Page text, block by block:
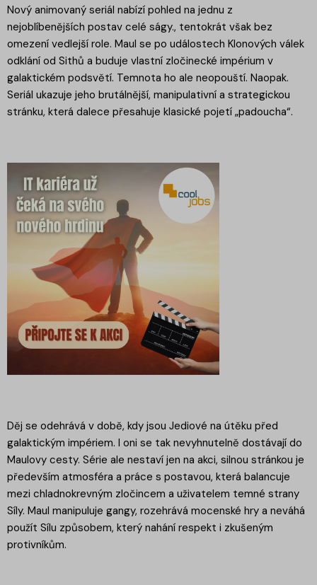
Nový animovaný seriál nabízí pohled na jednu z
nejoblíbenějších postav celé ságy., tentokrát však bez
omezení vedlejší role. Maul se po událostech Klonových válek
odklání od Sithů a buduje vlastní zločinecké impérium v
galaktickém podsvětí. Temnota ho ale neopouští. Naopak.
Seriál ukazuje jeho brutálnější, manipulativní a strategickou
stránku, která dalece přesahuje klasické pojetí „padoucha“.
Děj se odehrává v době, kdy jsou Jediové na útěku před
galaktickým impériem. I oni se tak nevyhnutelně dostávají do
Maulovy cesty. Série ale nestaví jen na akci, silnou stránkou je
především atmosféra a práce s postavou, která balancuje
mezi chladnokrevným zločincem a uživatelem temné strany
Síly. Maul manipuluje gangy, rozehrává mocenské hry a neváhá
použít Sílu způsobem, který nahání respekt i zkušeným
protivníkům.